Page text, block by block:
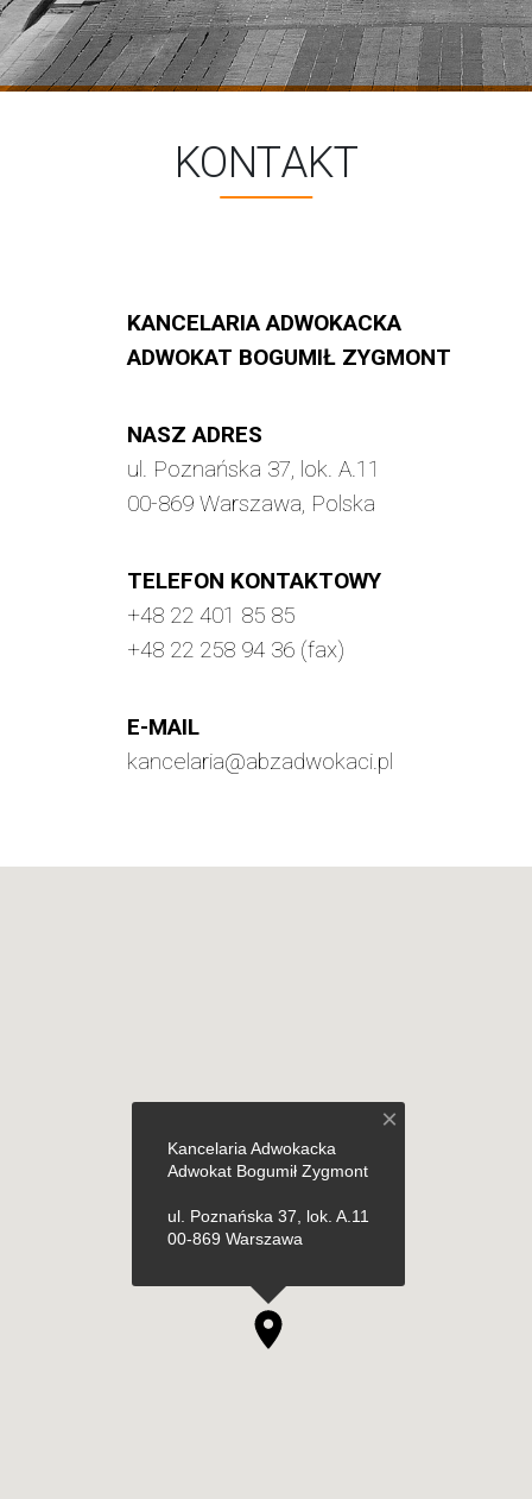
KONTAKT
KANCELARIA ADWOKACKA
ADWOKAT BOGUMIŁ ZYGMONT
NASZ ADRES
ul. Poznańska 37, lok. A.11
00-869 Warszawa, Polska
TELEFON KONTAKTOWY
+48 22 401 85 85
+48 22 258 94 36 (fax)
E-MAIL
kancelaria@abzadwokaci.pl